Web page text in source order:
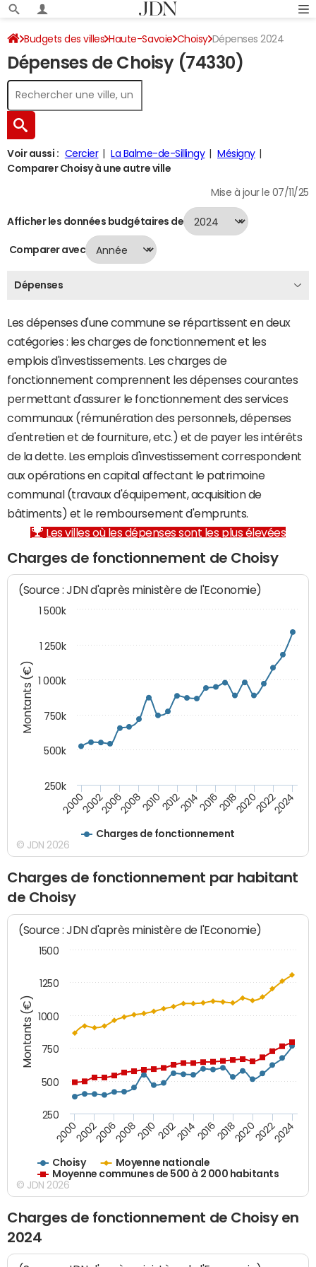
Budgets des villes Haute-Savoie Choisy Dépenses 2024
Dépenses de Choisy (74330)
Voir aussi : Cercier La Balme-de-Sillingy
Mésigny
Comparer Choisy à une autre ville
Mise à jour le 07/11/25
Afficher les données budgétaires de
Comparer avec
Dépenses
Les dépenses d'une commune se répartissent en deux
catégories : les charges de fonctionnement et les
emplois d'investissements. Les charges de
fonctionnement comprennent les dépenses courantes
permettant d'assurer le fonctionnement des services
communaux (rémunération des personnels, dépenses
d'entretien et de fourniture, etc.) et de payer les intérêts
de la dette. Les emplois d'investissement correspondent
aux opérations en capital affectant le patrimoine
communal (travaux d'équipement, acquisition de
bâtiments) et le remboursement d'emprunts.
Les villes où les dépenses sont les plus élevées
Charges de fonctionnement de Choisy
Montants (€)
(Source : JDN d'après ministère de l'Economie)
Charges de fonctionnement
200020022006200820102012201420162018202020222024
250k
500k
750k
1 000k
1 250k
1 500k
© JDN 2026
Charges de fonctionnement par habitant
de Choisy
Montants (€)
(Source : JDN d'après ministère de l'Economie)
Choisy
Moyenne nationale
Moyenne communes de 500 à 2 000 habitants
200020022006200820102012201420162018202020222024
250
500
750
1000
1250
1500
© JDN 2026
Charges de fonctionnement de Choisy en
2024